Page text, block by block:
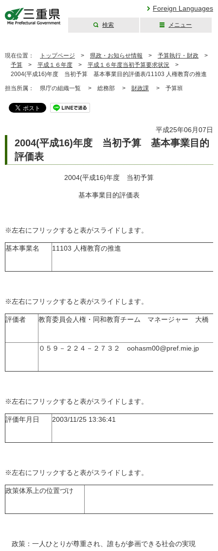
Foreign Languages
検索 メニュー
現在位置： トップページ > 県政・お知らせ情報 > 予算執行・財政 >
予算 > 平成１６年度 > 平成１６年度当初予算要求状況 >
2004(平成16)年度 当初予算 基本事業目的評価表/11103 人権教育の推進
担当所属： 県庁の組織一覧 > 総務部 > 財政課 > 予算班
平成25年06月07日
2004(平成16)年度 当初予算 基本事業目的
評価表
2004(平成16)年度 当初予算
基本事業目的評価表
※左右にフリックすると表がスライドします。
基本事業名 11103 人権教育の推進
※左右にフリックすると表がスライドします。
評価者 教育委員会人権・同和教育チーム マネージャー 大橋
０５９－２２４－２７３２ oohasm00@pref.mie.jp
※左右にフリックすると表がスライドします。
評価年月日 2003/11/25 13:36:41
※左右にフリックすると表がスライドします。
政策体系上の位置づけ
政策：一人ひとりが尊重され、誰もが参画できる社会の実現